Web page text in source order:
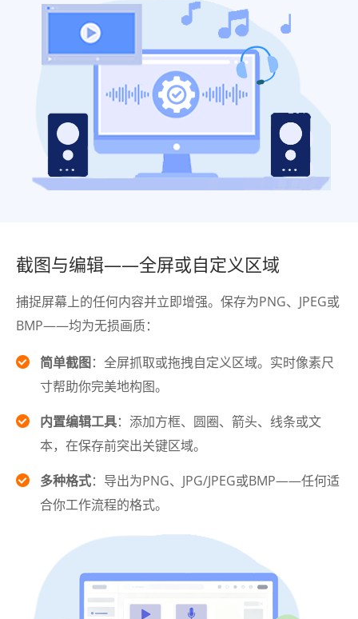
截图与编辑——全屏或自定义区域
捕捉屏幕上的任何内容并立即增强。保存为PNG、JPEG或
BMP——均为无损画质：
简单截图：全屏抓取或拖拽自定义区域。实时像素尺
寸帮助你完美地构图。
内置编辑工具：添加方框、圆圈、箭头、线条或文
本，在保存前突出关键区域。
多种格式：导出为PNG、JPG/JPEG或BMP——任何适
合你工作流程的格式。